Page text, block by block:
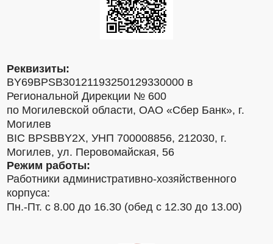
Реквизиты:
BY69BPSB30121193250129330000 в
Региональной Дирекции № 600
по Могилевской области, ОАО «Сбер Банк», г.
Могилев
BIC BPSBBY2X, УНП 700008856, 212030, г.
Могилев, ул. Перовомайская, 56
Режим работы:
Работники административно-хозяйственного
корпуса:
Пн.-Пт. с 8.00 до 16.30 (обед с 12.30 до 13.00)